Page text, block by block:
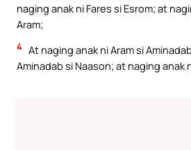
naging anak ni Fares si Esrom; at
Aram;
4 At naging anak ni Aram si
Aminadab si Naason; at naging anak